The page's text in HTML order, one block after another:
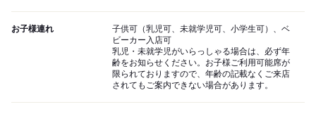
お子様連れ
子供可（乳児可、未就学児可、小学生可）、ベ
ビーカー入店可
乳児・未就学児がいらっしゃる場合は、必ず年
齢をお知らせください。お子様ご利用可能席が
限られておりますので、年齢の記載なくご来店
されてもご案内できない場合があります。